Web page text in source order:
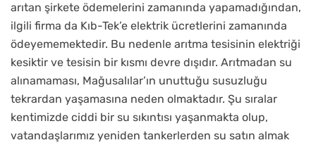
arıtan şirkete ödemelerini zamanında yapamadığından,
ilgili firma da Kıb-Tek’e elektrik ücretlerini zamanında
ödeyememektedir. Bu nedenle arıtma tesisinin elektriği
kesiktir ve tesisin bir kısmı devre dışıdır. Arıtmadan su
alınamaması, Mağusalılar’ın unuttuğu susuzluğu
tekrardan yaşamasına neden olmaktadır. Şu sıralar
kentimizde ciddi bir su sıkıntısı yaşanmakta olup,
vatandaşlarımız yeniden tankerlerden su satın almak